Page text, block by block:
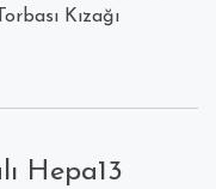
Kızağı
Hepa13